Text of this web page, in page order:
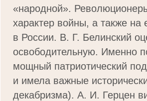
«народной».
характер войны, а также на
в России. В. Г. Белинский
освободительную. Именно
мощный патриотический
и имела важные
декабризма). А. И. Герцен